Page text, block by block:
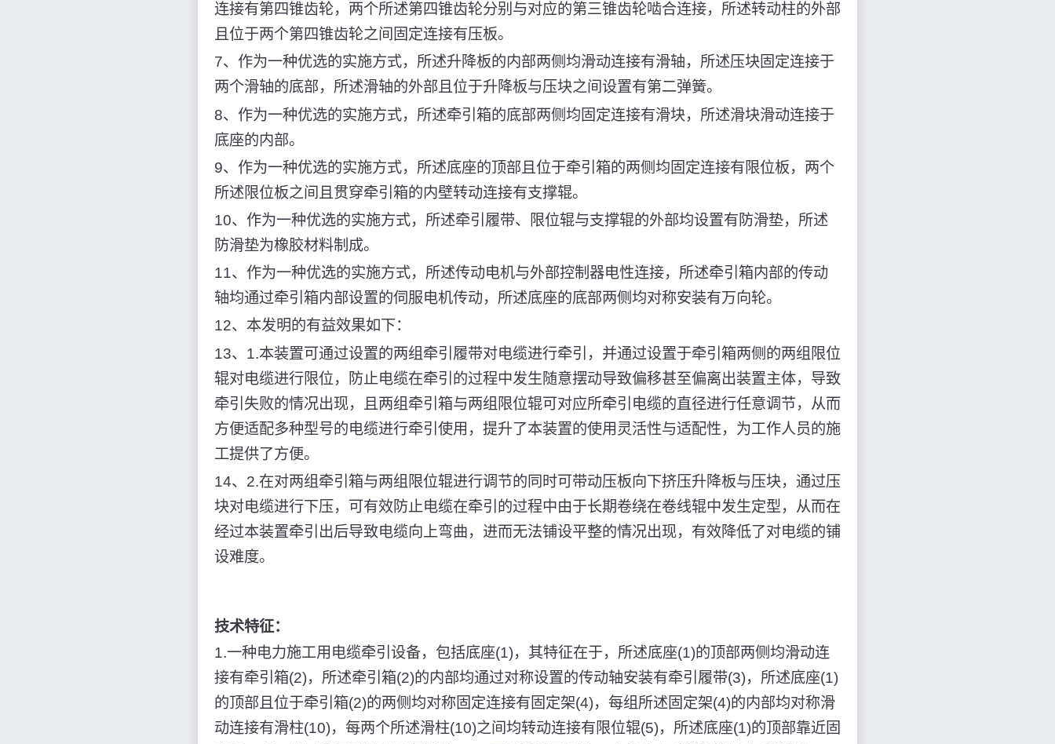
连接有第四锥齿轮，两个所述第四锥齿轮分别与对应的第三锥齿轮啮合连接，所述转动柱的外部
且位于两个第四锥齿轮之间固定连接有压板。
7、作为一种优选的实施方式，所述升降板的内部两侧均滑动连接有滑轴，所述压块固定连接于
两个滑轴的底部，所述滑轴的外部且位于升降板与压块之间设置有第二弹簧。
8、作为一种优选的实施方式，所述牵引箱的底部两侧均固定连接有滑块，所述滑块滑动连接于
底座的内部。
9、作为一种优选的实施方式，所述底座的顶部且位于牵引箱的两侧均固定连接有限位板，两个
所述限位板之间且贯穿牵引箱的内壁转动连接有支撑辊。
10、作为一种优选的实施方式，所述牵引履带、限位辊与支撑辊的外部均设置有防滑垫，所述
防滑垫为橡胶材料制成。
11、作为一种优选的实施方式，所述传动电机与外部控制器电性连接，所述牵引箱内部的传动
轴均通过牵引箱内部设置的伺服电机传动，所述底座的底部两侧均对称安装有万向轮。
12、本发明的有益效果如下：
13、1.本装置可通过设置的两组牵引履带对电缆进行牵引，并通过设置于牵引箱两侧的两组限位
辊对电缆进行限位，防止电缆在牵引的过程中发生随意摆动导致偏移甚至偏离出装置主体，导致
牵引失败的情况出现，且两组牵引箱与两组限位辊可对应所牵引电缆的直径进行任意调节，从而
方便适配多种型号的电缆进行牵引使用，提升了本装置的使用灵活性与适配性，为工作人员的施
工提供了方便。
14、2.在对两组牵引箱与两组限位辊进行调节的同时可带动压板向下挤压升降板与压块，通过压
块对电缆进行下压，可有效防止电缆在牵引的过程中由于长期卷绕在卷线辊中发生定型，从而在
经过本装置牵引出后导致电缆向上弯曲，进而无法铺设平整的情况出现，有效降低了对电缆的铺
设难度。
技术特征：
1.一种电力施工用电缆牵引设备，包括底座(1)，其特征在于，所述底座(1)的顶部两侧均滑动连
接有牵引箱(2)，所述牵引箱(2)的内部均通过对称设置的传动轴安装有牵引履带(3)，所述底座(1)
的顶部且位于牵引箱(2)的两侧均对称固定连接有固定架(4)，每组所述固定架(4)的内部均对称滑
动连接有滑柱(10)，每两个所述滑柱(10)之间均转动连接有限位辊(5)，所述底座(1)的顶部靠近固